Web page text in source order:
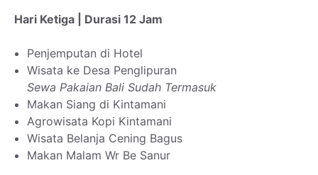
Hari Ketiga | Durasi 12 Jam
Penjemputan di Hotel
Wisata ke Desa Penglipuran
Sewa Pakaian Bali Sudah Termasuk
Makan Siang di Kintamani
Agrowisata Kopi Kintamani
Wisata Belanja Cening Bagus
Makan Malam Wr Be Sanur